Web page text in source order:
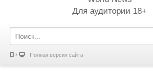
Для аудитории 18+
Полная версия сайта